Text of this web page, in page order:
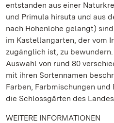
entstanden aus einer
und Primula hirsuta und aus
nach Hohenlohe gelangt)
im Kastellangarten, der vom
zugänglich ist, zu
Auswahl von rund 80
mit ihren Sortennamen
Farben, Farbmischungen
die Schlossgärten des
WEITERE INFORMATIONEN